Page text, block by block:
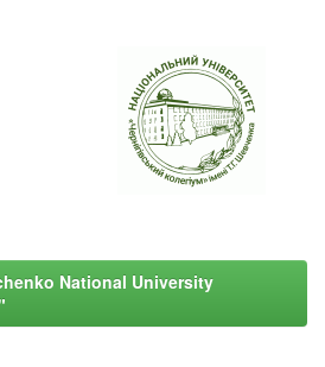
National University